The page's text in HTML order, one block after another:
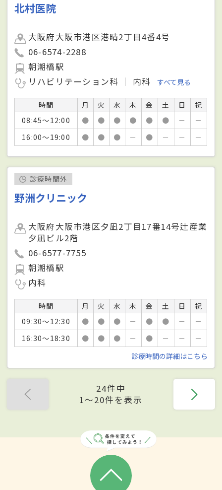
北村医院
大阪府大阪市港区港晴2丁目4番4号
06-6574-2288
朝潮橋駅
リハビリテーション科
内科 すべて見る
時間 月 火 水 木 金 土 日
祝
08:45～12:00
● ● ● ● ● ● －
－
16:00～19:00
● ● ● － ● － － －
診療時間外
野洲クリニック
大阪府大阪市港区夕凪2丁目17番14号辻産業
夕凪ビル2階
06-6577-7755
朝潮橋駅
内科
時間 月 火 水 木 金 土 日
祝
09:30～12:30
● ● ● － ● ● －
－
16:30～18:30
● ● ● － ● － －
－
診療時間の詳細はこちら
24件中
1〜20件を表示